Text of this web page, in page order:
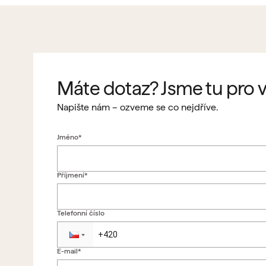
Máte dotaz? Jsme tu pro
Napište nám – ozveme se co nejdříve.
Jméno*
Příjmení*
Telefonní číslo
E-mail*